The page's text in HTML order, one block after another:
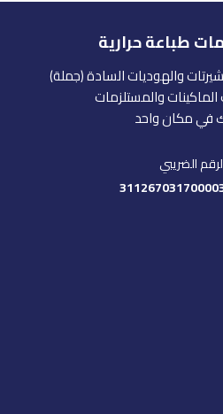
طباعة حرارية
والهوديات السادة (جملة)
الماكينات والمستلزمات
في مكان واحد
الضريبي